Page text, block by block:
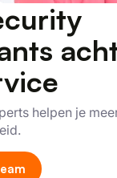
helpen je